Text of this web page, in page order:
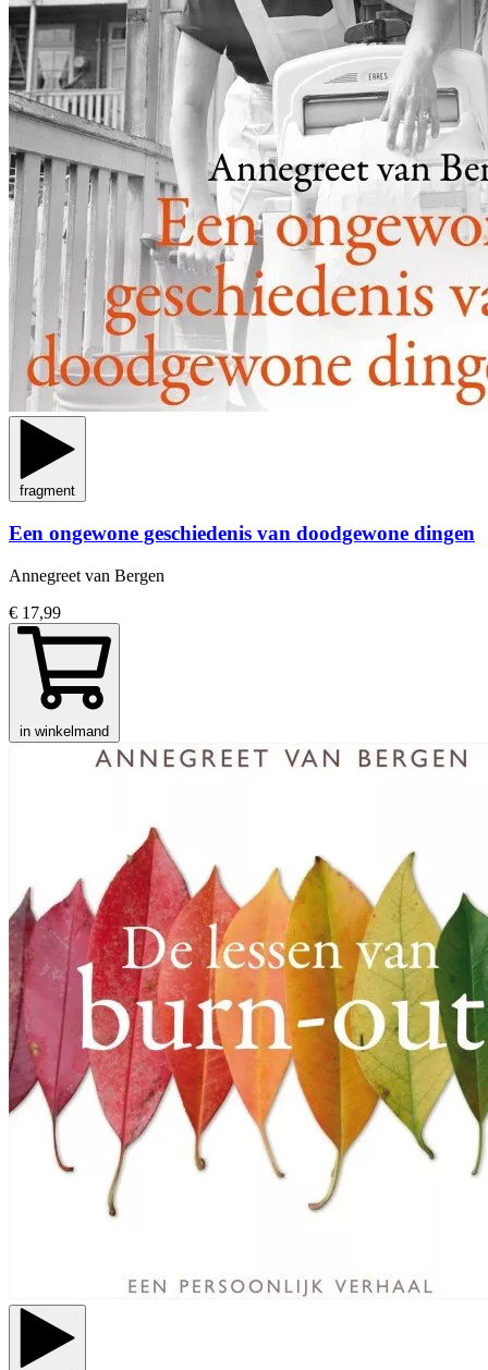
fragment
Een ongewone geschiedenis van doodgewone dingen
Annegreet van Bergen
€ 17,99
in winkelmand